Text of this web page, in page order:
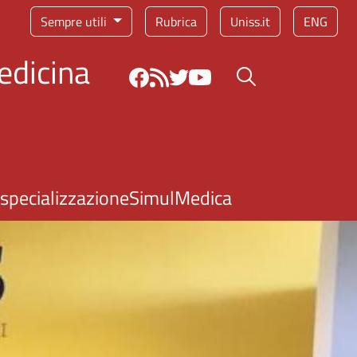
Sempre utili Rubrica Uniss.it ENG
Bottone cerca
SimulMedica